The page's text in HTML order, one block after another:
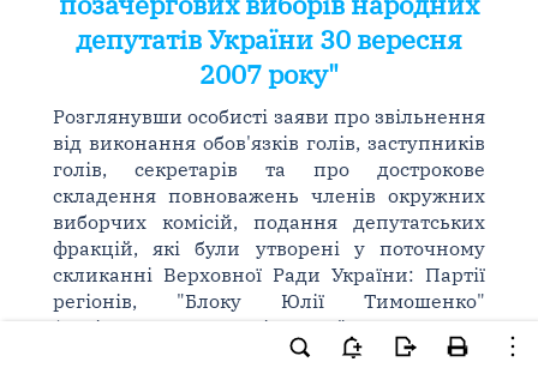
депутатів України 30 вересня
2007 року"
Розглянувши особисті заяви про звільнення
від виконання обов'язків голів, заступників
голів, секретарів та про дострокове
складення повноважень членів окружних
виборчих комісій, подання депутатських
фракцій, які були утворені у поточному
скликанні Верховної Ради України: Партії
регіонів, "Блоку Юлії Тимошенко"
(політична партія "Всеукраїнське
об'єднання "Батьківщина", Українська